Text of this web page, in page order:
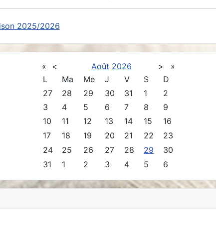
2025/2026
« < Août 2026 >
»
L
Ma Me J V S
D
27
28 29 30 31 1
2
3
4 5 6 7 8
9
10
11 12 13 14 15
16
17
18 19 20 21 22
23
24
25 26 27 28 29
30
31
1 2 3 4 5 6